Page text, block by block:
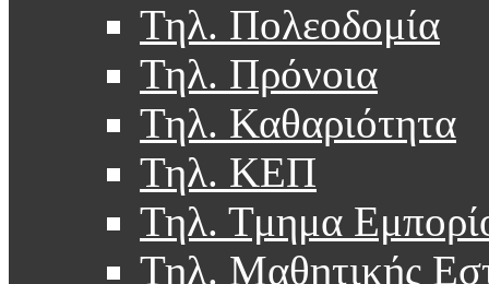
Τηλ. Πολεοδομία
Τηλ. Πρόνοια
Τηλ. Καθαριότητα
Τηλ. ΚΕΠ
Τηλ. Τμημα
Τηλ. Μαθητικής